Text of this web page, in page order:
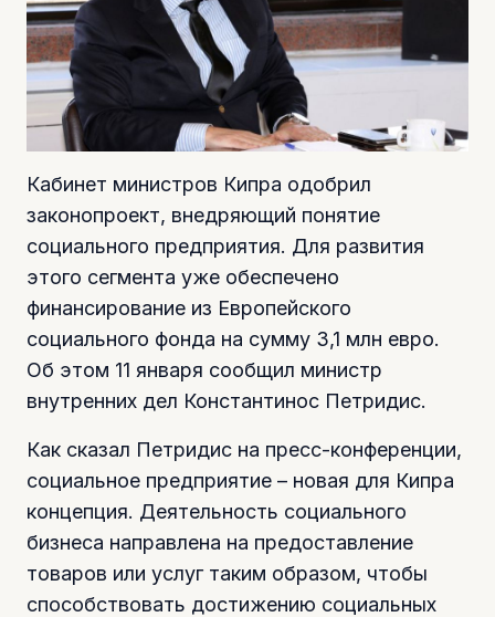
Кабинет министров Кипра одобрил
законопроект, внедряющий понятие
социального предприятия. Для развития
этого сегмента уже обеспечено
финансирование из Европейского
социального фонда на сумму 3,1 млн евро.
Об этом 11 января сообщил министр
внутренних дел Константинос Петридис.
Как сказал Петридис на пресс-конференции,
социальное предприятие – новая для Кипра
концепция. Деятельность социального
бизнеса направлена на предоставление
товаров или услуг таким образом, чтобы
способствовать достижению социальных